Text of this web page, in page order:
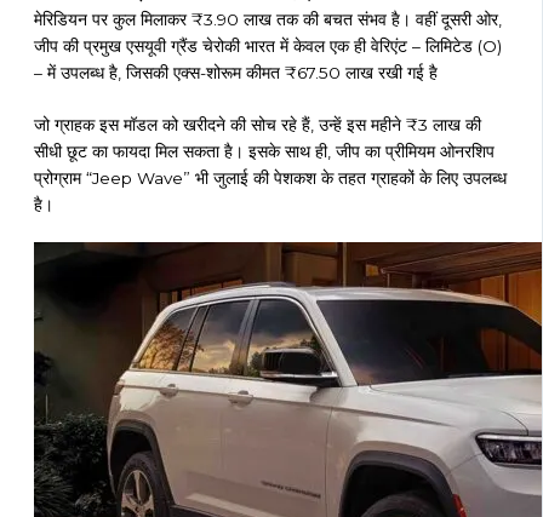
मेरिडियन पर कुल मिलाकर ₹3.90 लाख तक की बचत संभव है। वहीं दूसरी ओर,
जीप की प्रमुख एसयूवी ग्रैंड चेरोकी भारत में केवल एक ही वेरिएंट – लिमिटेड (O)
– में उपलब्ध है, जिसकी एक्स-शोरूम कीमत ₹67.50 लाख रखी गई है
जो ग्राहक इस मॉडल को खरीदने की सोच रहे हैं, उन्हें इस महीने ₹3 लाख की
सीधी छूट का फायदा मिल सकता है। इसके साथ ही, जीप का प्रीमियम ओनरशिप
प्रोग्राम “Jeep Wave” भी जुलाई की पेशकश के तहत ग्राहकों के लिए उपलब्ध
है।